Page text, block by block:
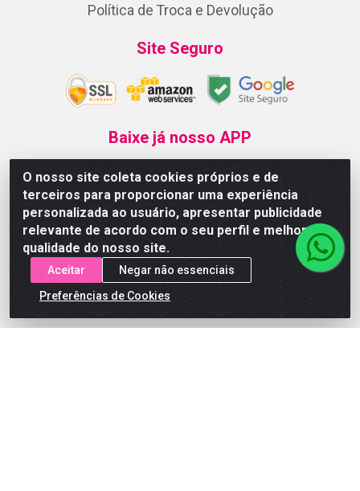
O nosso site coleta cookies próprios e de
terceiros para proporcionar uma experiência
personalizada ao usuário, apresentar publicidade
relevante de acordo com o seu perfil e melhorar a
qualidade do nosso site.
Aceitar
Negar não essenciais
Preferências de Cookies
Política de Troca e Devolução
Site Seguro
Baixe já nosso APP
Departamentos
Bem-Estar e Saude
Cabelos